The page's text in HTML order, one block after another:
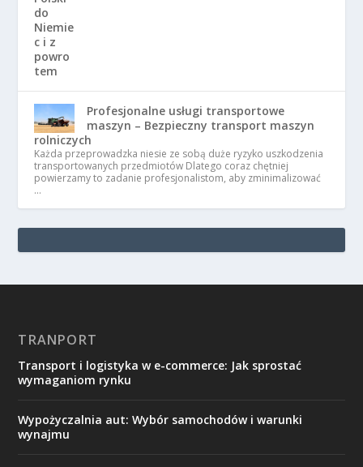
Profesjonalne usługi transportowe
maszyn – Bezpieczny transport maszyn
rolniczych
Każda przeprowadzka niesie ze sobą duże ryzyko uszkodzenia
transportowanych przedmiotów Dlatego coraz chętniej
powierzamy to zadanie profesjonalistom, aby zminimalizować
…
TRANPORT
Transport i logistyka w e-commerce: Jak sprostać
wymaganiom rynku
Wypożyczalnia aut: Wybór samochodów i warunki
wynajmu